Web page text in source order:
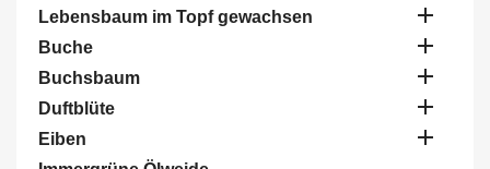
Lebensbaum im Topf gewachsen 
Buche 
Buchsbaum 
Duftblüte 
Eiben 